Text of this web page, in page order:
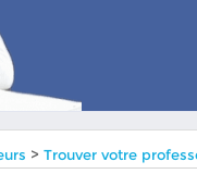
>Trouver votre